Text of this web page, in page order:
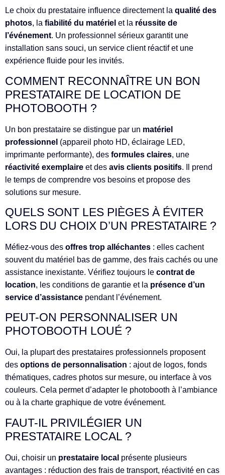
Le choix du prestataire influence directement la qualité des
photos, la fiabilité du matériel et la réussite de
l’événement. Un professionnel sérieux garantit une
installation sans souci, un service client réactif et une
expérience fluide pour les invités.
COMMENT RECONNAÎTRE UN BON
PRESTATAIRE DE LOCATION DE
PHOTOBOOTH ?
Un bon prestataire se distingue par un matériel
professionnel (appareil photo HD, éclairage LED,
imprimante performante), des formules claires, une
réactivité exemplaire et des avis clients positifs. Il prend
le temps de comprendre vos besoins et propose des
solutions sur mesure.
QUELS SONT LES PIÈGES À ÉVITER
LORS DU CHOIX D’UN PRESTATAIRE ?
Méfiez-vous des offres trop alléchantes : elles cachent
souvent du matériel bas de gamme, des frais cachés ou une
assistance inexistante. Vérifiez toujours le contrat de
location, les conditions de garantie et la présence d’un
service d’assistance pendant l’événement.
PEUT-ON PERSONNALISER UN
PHOTOBOOTH LOUÉ ?
Oui, la plupart des prestataires professionnels proposent
des options de personnalisation : ajout de logos, fonds
thématiques, cadres photos sur mesure, ou interface à vos
couleurs. Cela permet d’adapter le photobooth à l’ambiance
ou à la charte graphique de votre événement.
FAUT-IL PRIVILÉGIER UN
PRESTATAIRE LOCAL ?
Oui, choisir un prestataire local présente plusieurs
avantages : réduction des frais de transport, réactivité en cas